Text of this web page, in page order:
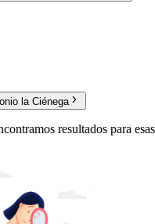
la Ciénega
resultados para